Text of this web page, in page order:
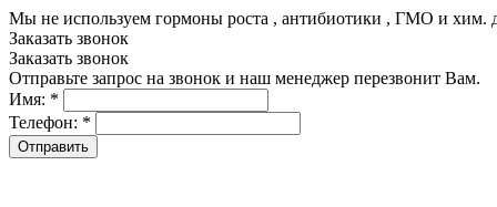
Мы не используем гормоны роста , антибиотики , ГМО и хим.
Заказать звонок
Заказать звонок
Отправьте запрос на звонок и наш менеджер перезвонит Вам.
Имя: *
Телефон: *